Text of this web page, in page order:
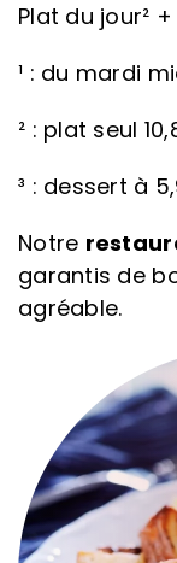
Plat du jour²
¹ : du mardi
² : plat seul
³ : dessert à
Notre
garantis de
agréable.